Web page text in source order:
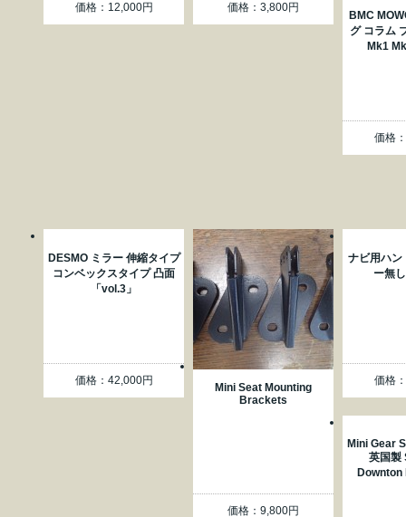
価格：12,000円 価格：3,800円
BMC
グ コラム
Mk1
価格
DESMO ミラー 伸縮タイプ
コンベックスタイプ 凸面
「vol.3」
価格：42,000円
Mini Seat Mounting
Brackets
価格：9,800円
ナビ用ハン
ー無
価格
Mini Gear
英国製
Downton